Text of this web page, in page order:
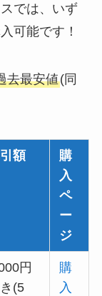
では、いず
可能です！
去最安値(同
額
購
入
ペ
ー
ジ
円
(5
購
入